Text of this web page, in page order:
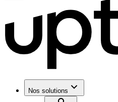
Nos solutions